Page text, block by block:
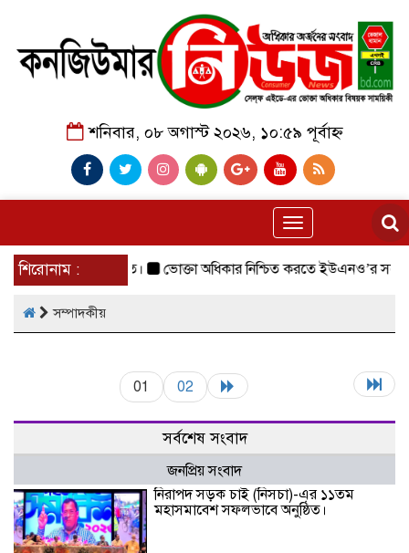
শনিবার, ০৮ অগাস্ট ২০২৬, ১০:৫৯ পূর্বাহ্ন
Toggle
navigation
শিরোনাম :
সফলভাবে অনুষ্ঠিত। ভোক্তা অধিকার নিশ্চিত করতে ইউএনও’র
সম্পাদকীয়
01 02
সর্বশেষ সংবাদ
জনপ্রিয় সংবাদ
নিরাপদ সড়ক চাই (নিসচা)-এর ১১তম
মহাসমাবেশ সফলভাবে অনুষ্ঠিত।